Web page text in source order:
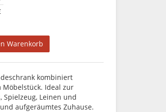
Warenkorb
kombiniert
Ideal zur
Spielzeug, Leinen und
aufgeräumtes Zuhause.